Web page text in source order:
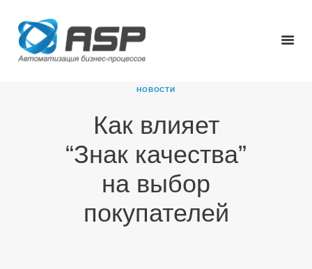
НОВОСТИ
Как влияет
“Знак качества”
на выбор
покупателей
ГЛАВНАЯ
О КОМПАНИИ
НОВОСТИ
КАРЬЕРА